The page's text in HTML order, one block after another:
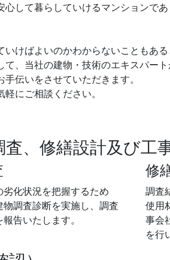
して暮らしていけるマンションであ
けばよいのかわからないこともある
、当社の建物・技術のエキスパート
伝いをさせていただきます。
にご相談ください。
、修繕設計及び工
劣化状況を把握するため
物調査診断を実施し、調査
告いたします。
修
調査
使用
事会
を行